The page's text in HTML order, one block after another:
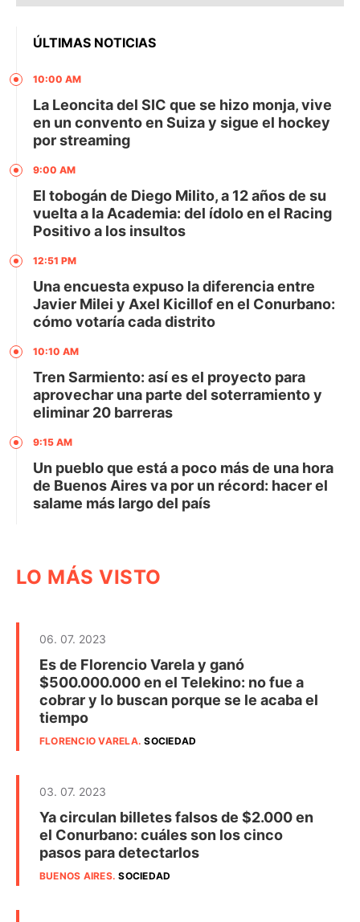
ÚLTIMAS NOTICIAS
10:00 AM
La Leoncita del SIC que se hizo monja, vive
en un convento en Suiza y sigue el hockey
por streaming
9:00 AM
El tobogán de Diego Milito, a 12 años de su
vuelta a la Academia: del ídolo en el Racing
Positivo a los insultos
12:51 PM
Una encuesta expuso la diferencia entre
Javier Milei y Axel Kicillof en el Conurbano:
cómo votaría cada distrito
10:10 AM
Tren Sarmiento: así es el proyecto para
aprovechar una parte del soterramiento y
eliminar 20 barreras
9:15 AM
Un pueblo que está a poco más de una hora
de Buenos Aires va por un récord: hacer el
salame más largo del país
LO MÁS VISTO
06. 07. 2023
Es de Florencio Varela y ganó
$500.000.000 en el Telekino: no fue a
cobrar y lo buscan porque se le acaba el
tiempo
FLORENCIO VARELA.SOCIEDAD
03. 07. 2023
Ya circulan billetes falsos de $2.000 en
el Conurbano: cuáles son los cinco
pasos para detectarlos
BUENOS AIRES.SOCIEDAD